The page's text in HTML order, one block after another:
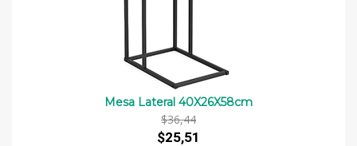
Mesa Lateral 40X26X58cm
$36,44
$25,51